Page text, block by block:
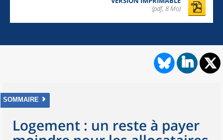
(pdf, 8 Mo)
SOMMAIRE
Logement : un reste à payer